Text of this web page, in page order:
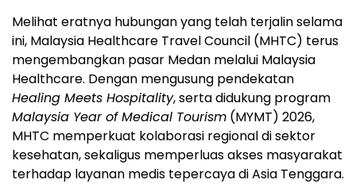
Melihat eratnya hubungan yang telah terjalin selama
ini, Malaysia Healthcare Travel Council (MHTC) terus
mengembangkan pasar Medan melalui Malaysia
Healthcare. Dengan mengusung pendekatan
Healing Meets Hospitality, serta didukung program
Malaysia Year of Medical Tourism (MYMT) 2026,
MHTC memperkuat kolaborasi regional di sektor
kesehatan, sekaligus memperluas akses masyarakat
terhadap layanan medis tepercaya di Asia Tenggara.